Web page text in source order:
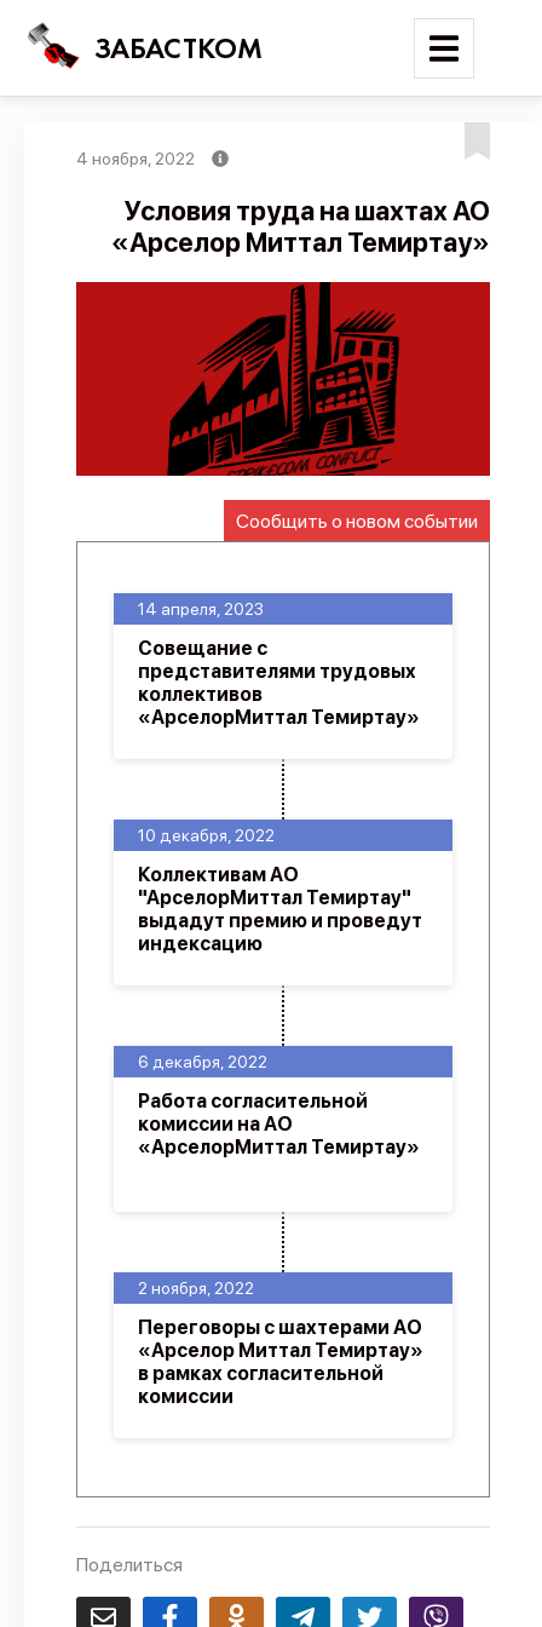
ЗАБАСТКОМ
Поиск
Новости
Карта событий
Трудовые конфликты
Отчеты
Предложить публикацию
API
Политика конфиденциальности
4 ноября, 2022
Условия труда на шахтах АО
«Арселор Миттал Темиртау»
Сообщить о новом событии
2 ноября, 2022
Переговоры с шахтерами АО
«Арселор Миттал Темиртау»
в рамках согласительной
комиссии
6 декабря, 2022
Работа согласительной
комиссии на АО
«АрселорМиттал Темиртау»
10 декабря, 2022
Коллективам АО
"АрселорМиттал Темиртау"
выдадут премию и проведут
индексацию
14 апреля, 2023
Cовещание с
представителями трудовых
коллективов
«АрселорМиттал Темиртау»
Поделиться